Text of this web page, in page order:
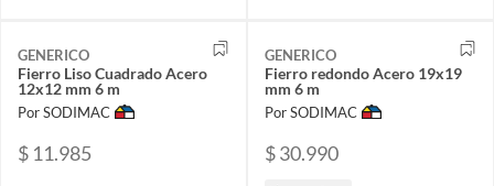
GENERICO
Fierro Liso Cuadrado Acero
12x12 mm 6 m
Por SODIMAC
$ 11.985
GENERICO
Fierro redondo Acero 19x19
mm 6 m
Por SODIMAC
$ 30.990